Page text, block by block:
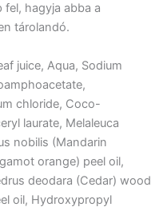
fel, hagyja abba a
tárolandó.
juice, Aqua, Sodium
chloride, Coco-
laurate, Melaleuca
nobilis (Mandarin
orange) peel oil,
deodara (Cedar) wood
oil, Hydroxypropyl